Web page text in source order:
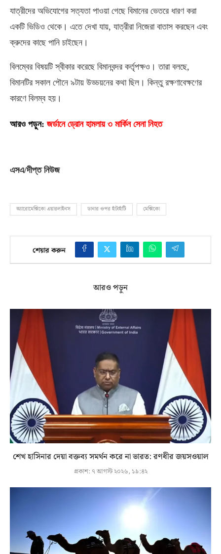
যাত্রীদের অভিযোগের সত্যতা পাওয়া গেছে বিমানের ভেতরে ধারণ করা
একটি ভিডিও থেকে। এতে দেখা যায়, যাত্রীরা নিজেরা বাতাস করছেন এবং
ক্রুদের কাছে পানি চাইছেন।
বিলম্বের বিষয়টি স্বীকার করেছে বিমানবন্দর কর্তৃপক্ষও। তারা বলছে,
বিমানটির সকাল পৌনে ৯টায় উড্ডয়নের কথা ছিল। কিন্তু রক্ষণাবেক্ষণের
কারণে বিলম্ব হয়।
আরও পড়ুন: জর্ডানে ড্রোন হামলায় ৩ মার্কিন সেনা নিহত
এসএ/দীপ্ত নিউজ
অ্যারোমেক্সিকো এয়ারলাইনস ডানার ওপর হাঁটাহাঁটি মেক্সিকো
শেয়ার করুন
আরও পড়ুন
শেখ হাসিনার দেয়া বক্তব্য সমর্থন করে না ভারত: রণধীর জয়সওয়াল
প্রকাশ: ৭ আগস্ট ২০২৬, ১৯:৪২